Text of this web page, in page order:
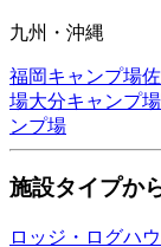
九州・沖縄
福岡キャンプ場
場大分キャンプ場
ンプ場
施設タイプか
ロッジ・ログハ